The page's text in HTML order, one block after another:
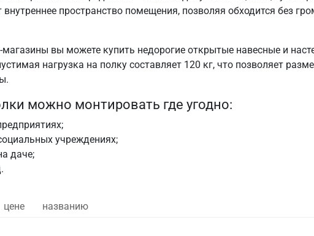
пространство помещения, позволяя обходится без
вы можете купить недорогие открытые навесные и
нагрузка на полку составляет 120 кг, что позволяет
можно монтировать где угодно:
учреждениях;
даче;
цене названию